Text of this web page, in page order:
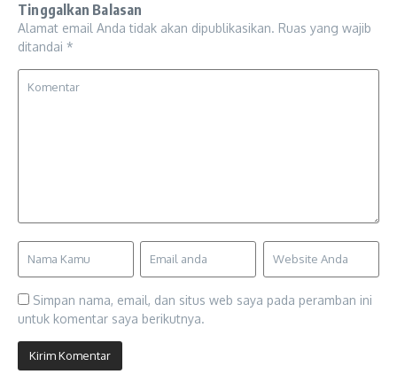
Tinggalkan Balasan
Alamat email Anda tidak akan dipublikasikan. Ruas yang wajib
ditandai *
Simpan nama, email, dan situs web saya pada peramban ini
untuk komentar saya berikutnya.